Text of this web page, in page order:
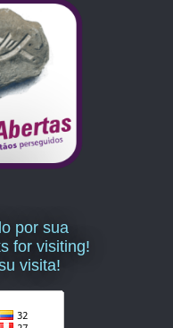
por sua
for visiting!
visita!